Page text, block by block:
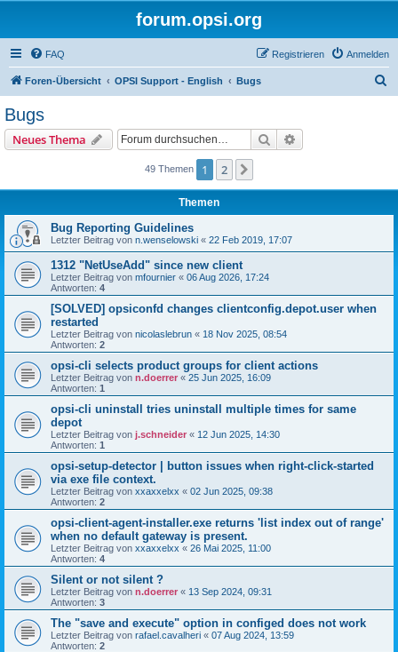
forum.opsi.org
FAQ Anmelden
Registrieren
Foren-Übersicht OPSI Support - English Bugs
Bugs
Neues Thema Suche
49 Themen 1 2
Themen
Bug Reporting Guidelines
Letzter Beitrag von n.wenselowski « 22 Feb 2019, 17:07
1312 "NetUseAdd" since new client
Letzter Beitrag von mfournier « 06 Aug 2026, 17:24
Antworten: 4
[SOLVED] opsiconfd changes clientconfig.depot.user when
restarted
Letzter Beitrag von nicolaslebrun « 18 Nov 2025, 08:54
Antworten: 2
opsi-cli selects product groups for client actions
Letzter Beitrag von n.doerrer « 25 Jun 2025, 16:09
Antworten: 1
opsi-cli uninstall tries uninstall multiple times for same
depot
Letzter Beitrag von j.schneider « 12 Jun 2025, 14:30
Antworten: 1
opsi-setup-detector | button issues when right-click-started
via exe file context.
Letzter Beitrag von xxaxxelxx « 02 Jun 2025, 09:38
Antworten: 2
opsi-client-agent-installer.exe returns 'list index out of range'
when no default gateway is present.
Letzter Beitrag von xxaxxelxx « 26 Mai 2025, 11:00
Antworten: 4
Silent or not silent ?
Letzter Beitrag von n.doerrer « 13 Sep 2024, 09:31
Antworten: 3
The "save and execute" option in configed does not work
Letzter Beitrag von rafael.cavalheri « 07 Aug 2024, 13:59
Antworten: 2